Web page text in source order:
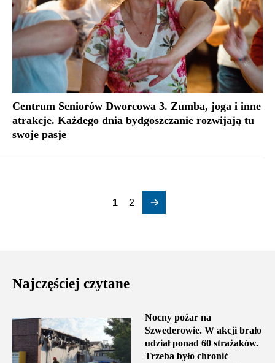
Centrum Seniorów Dworcowa 3. Zumba, joga i inne
atrakcje. Każdego dnia bydgoszczanie rozwijają tu
swoje pasje
1 2
Najczęściej czytane
Nocny pożar na
Szwederowie. W akcji brało
udział ponad 60 strażaków.
Trzeba było chronić